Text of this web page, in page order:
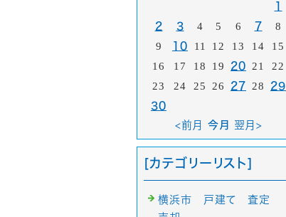
1
2
3 4 5 6 7
8
9
10 11 12 13 14
15
16
17 18 19 20 21
22
23
24 25 26 27 28
29
30
<前月
今月 翌月>
[カテゴリーリスト]
横浜市 戸建て 査定